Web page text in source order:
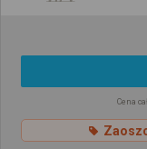
Cena